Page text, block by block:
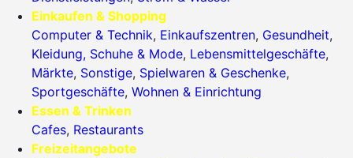
Einkaufen & Shopping
Computer & Technik, Einkaufszentren, Gesundheit,
Kleidung, Schuhe & Mode, Lebensmittelgeschäfte,
Märkte, Sonstige, Spielwaren & Geschenke,
Sportgeschäfte, Wohnen & Einrichtung
Essen & Trinken
Cafes, Restaurants
Freizeitangebote